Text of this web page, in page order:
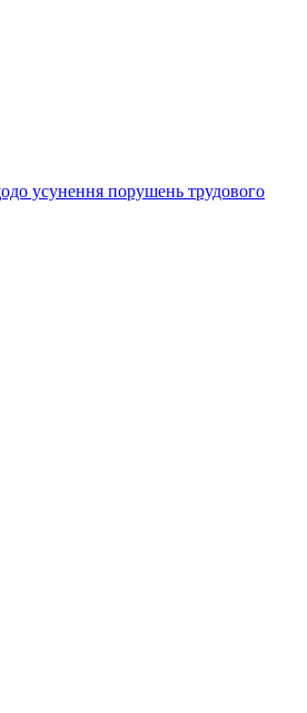
усунення порушень трудового